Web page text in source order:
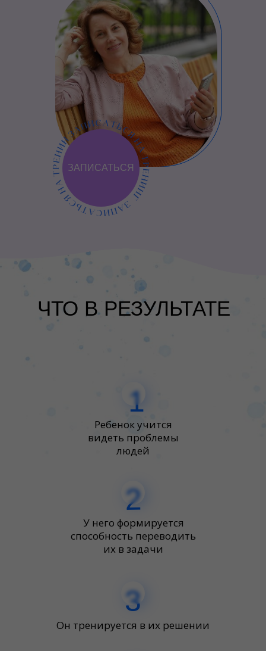
ЗАПИСАТЬСЯ
3
1
2
ЧТО В РЕЗУЛЬТАТЕ
Он тренируется в их решении
Ребенок учится
видеть проблемы
людей
У него формируется
способность переводить
их в задачи